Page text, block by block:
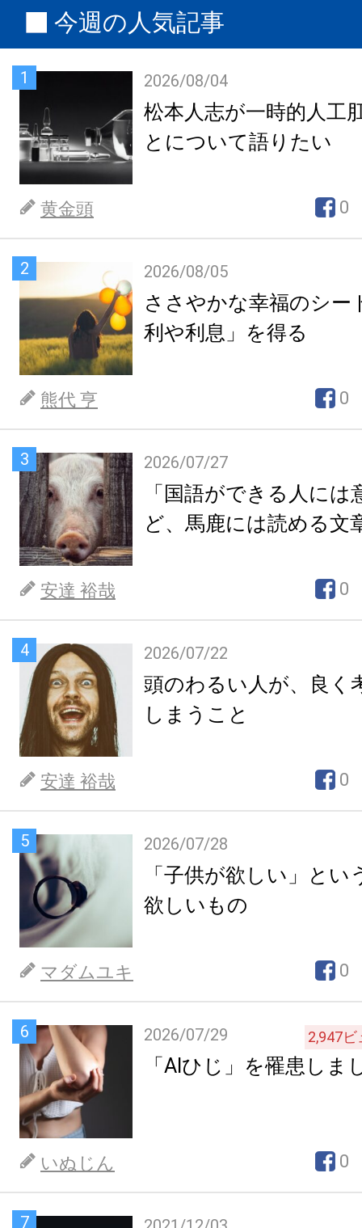
今週の人気記事
1 2026/08/04
松本人志が一時的人工
とについて語りたい
黄金頭 0
2 2026/08/05
ささやかな幸福のシー
利や利息」を得る
熊代 亨 0
3 2026/07/27
「国語ができる人には
ど、馬鹿には読める文
安達 裕哉 0
4 2026/07/22
頭のわるい人が、良く
しまうこと
安達 裕哉 0
5 2026/07/28
「子供が欲しい」とい
欲しいもの
マダムユキ 0
6 2026/07/29 2,947ビ
「AIひじ」を罹患しま
いぬじん 0
7